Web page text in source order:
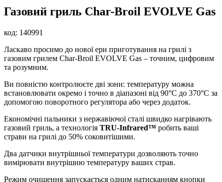
Газовий гриль Char-Broil EVOLVE Gas
код: 140991
Ласкаво просимо до нової ери приготування на грилі з
газовим грилем Char-Broil EVOLVE Gas – точним, цифровим
та розумним.
Ви повністю контролюєте дві зони: температуру можна
встановлювати окремо і точно в діапазоні від 90°C до 370°C за
допомогою поворотного регулятора або через додаток.
Економічні пальники з нержавіючої сталі швидко нагрівають
газовий гриль, а технологія TRU-Infrared™ робить ваші
страви на грилі до 50% соковитішими.
Два датчики внутрішньої температури дозволяють точно
вимірювати внутрішню температуру ваших страв.
Режим очищення запускається одним натисканням кнопки